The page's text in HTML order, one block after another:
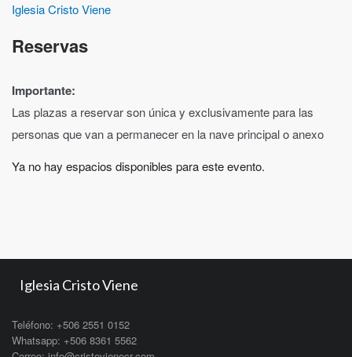
Iglesia Cristo Viene
Reservas
Importante:
Las plazas a reservar son única y exclusivamente para las
personas que van a permanecer en la nave principal o anexo
Ya no hay espacios disponibles para este evento.
Iglesia Cristo Viene
Teléfono: +506 2551 0152
Whatsapp: +506 8361 5562